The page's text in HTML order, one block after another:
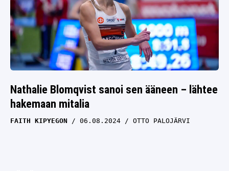
Nathalie Blomqvist sanoi sen ääneen – lähtee
hakemaan mitalia
FAITH KIPYEGON 06.08.2024 OTTO PALOJÄRVI